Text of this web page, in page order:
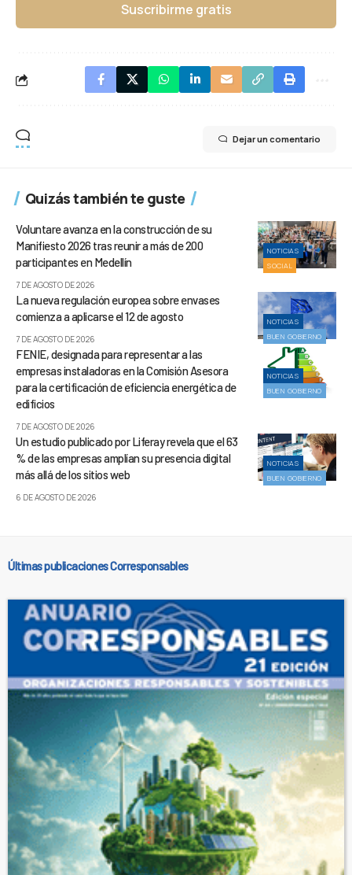
Suscribirme gratis
Dejar un comentario
Quizás también te guste
NOTICIAS
SOCIAL
Voluntare avanza en la construcción de su
Manifiesto 2026 tras reunir a más de 200
participantes en Medellín
7 DE AGOSTO DE 2026
NOTICIAS
BUEN GOBIERNO
La nueva regulación europea sobre envases
comienza a aplicarse el 12 de agosto
7 DE AGOSTO DE 2026
NOTICIAS
BUEN GOBIERNO
FENIE, designada para representar a las
empresas instaladoras en la Comisión Asesora
para la certificación de eficiencia energética de
edificios
7 DE AGOSTO DE 2026
NOTICIAS
BUEN GOBIERNO
Un estudio publicado por Liferay revela que el 63
% de las empresas amplían su presencia digital
más allá de los sitios web
6 DE AGOSTO DE 2026
Últimas publicaciones Corresponsables